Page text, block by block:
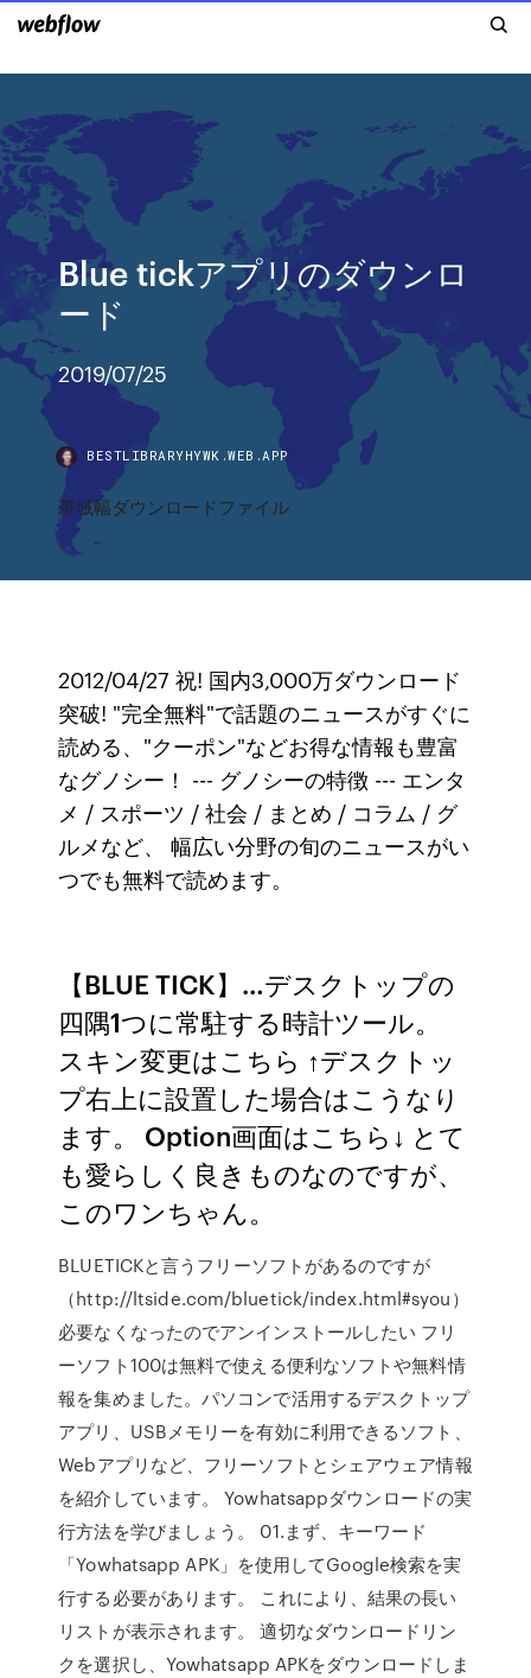
Blue tickアプリのダウンロ
ード
2019/07/25
BESTLIBRARYHYWK.WEB.APP
帯域幅ダウンロードファイル
2012/04/27 祝! 国内3,000万ダウンロード
突破! "完全無料"で話題のニュースがすぐに
読める、"クーポン"などお得な情報も豊富
なグノシー！ --- グノシーの特徴 --- エンタ
メ / スポーツ / 社会 / まとめ / コラム / グ
ルメなど、 幅広い分野の旬のニュースがい
つでも無料で読めます。
【BLUE TICK】…デスクトップの
四隅1つに常駐する時計ツール。
スキン変更はこちら ↑デスクトッ
プ右上に設置した場合はこうなり
ます。 Option画面はこちら↓ とて
も愛らしく良きものなのですが、
このワンちゃん。
BLUETICKと言うフリーソフトがあるのですが
（http://ltside.com/bluetick/index.html#syou）
必要なくなったのでアンインストールしたい フリ
ーソフト100は無料で使える便利なソフトや無料情
報を集めました。パソコンで活用するデスクトップ
アプリ、USBメモリーを有効に利用できるソフト、
Webアプリなど、フリーソフトとシェアウェア情報
を紹介しています。 Yowhatsappダウンロードの実
行方法を学びましょう。 01.まず、キーワード
「Yowhatsapp APK」を使用してGoogle検索を実
行する必要があります。 これにより、結果の長い
リストが表示されます。 適切なダウンロードリン
クを選択し、Yowhatsapp APKをダウンロードしま